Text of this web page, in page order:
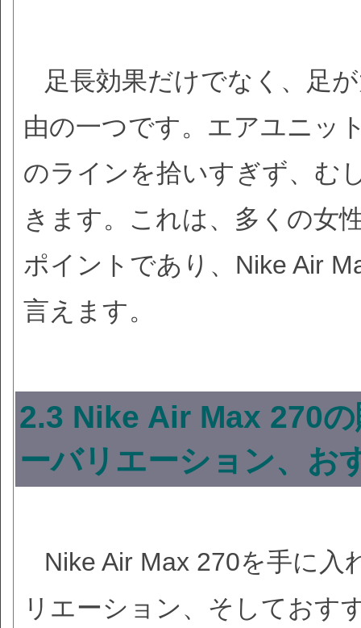
足長効果だけでなく、足
由の一つです。エアユニッ
のラインを拾いすぎず、む
きます。これは、多くの女
ポイントであり、Nike Air
言えます。
2.3 Nike Air Max 270
ーバリエーション、お
Nike Air Max 270を手に
リエーション、そしておす